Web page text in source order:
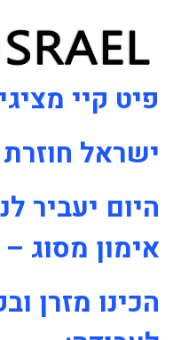
פיט קיי
ישראל
היום יעביר
אימון מסוג
הכינו מזרן